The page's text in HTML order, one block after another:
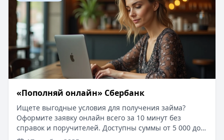
«Пополняй онлайн» Сбербанк
Ищете выгодные условия для получения займа?
Оформите заявку онлайн всего за 10 минут без
справок и поручителей. Доступны суммы от 5 000 до
100 000 рублей на срок до 24 месяцев. Решение